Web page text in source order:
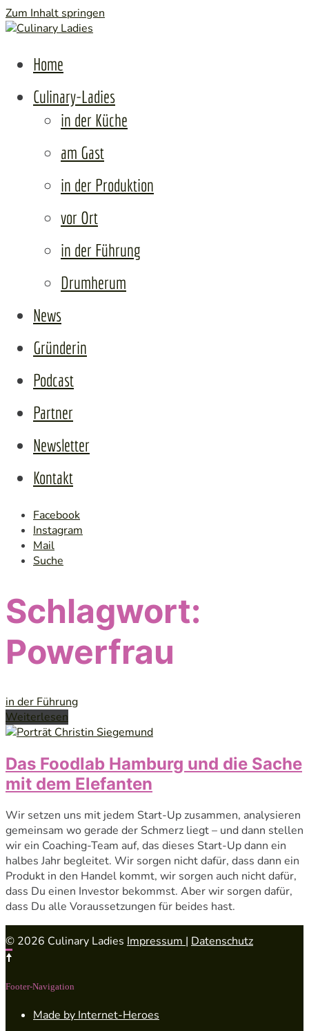
Zum Inhalt springen
Home
Culinary-Ladies
in der Küche
am Gast
in der Produktion
vor Ort
in der Führung
Drumherum
News
Gründerin
Podcast
Partner
Newsletter
Kontakt
Facebook
Instagram
Mail
Suche
Schlagwort:
Powerfrau
in der Führung
Weiterlesen
Das Foodlab Hamburg und die Sache
mit dem Elefanten
Wir setzen uns mit jedem Start-Up zusammen, analysieren
gemeinsam wo gerade der Schmerz liegt – und dann stellen
wir ein Coaching-Team auf, das dieses Start-Up dann ein
halbes Jahr begleitet. Wir sorgen nicht dafür, dass dann ein
Produkt in den Handel kommt, wir sorgen auch nicht dafür,
dass Du einen Investor bekommst. Aber wir sorgen dafür,
dass Du alle Voraussetzungen für beides hast.
© 2026 Culinary Ladies Impressum | Datenschutz
Footer-Navigation
Made by Internet-Heroes